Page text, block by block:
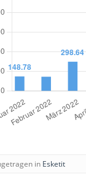
in Esketit